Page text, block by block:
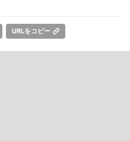
URLをコピー